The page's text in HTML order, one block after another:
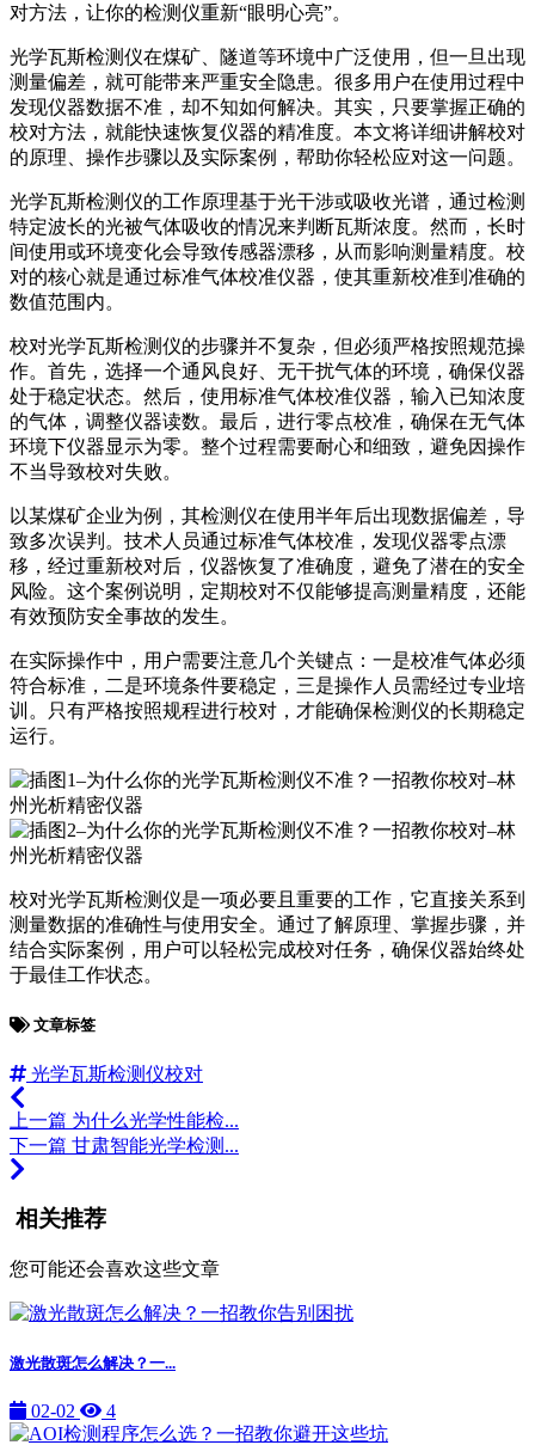
对方法，让你的检测仪重新“眼明心亮”。
光学瓦斯检测仪在煤矿、隧道等环境中广泛使用，但一旦出现
测量偏差，就可能带来严重安全隐患。很多用户在使用过程中
发现仪器数据不准，却不知如何解决。其实，只要掌握正确的
校对方法，就能快速恢复仪器的精准度。本文将详细讲解校对
的原理、操作步骤以及实际案例，帮助你轻松应对这一问题。
光学瓦斯检测仪的工作原理基于光干涉或吸收光谱，通过检测
特定波长的光被气体吸收的情况来判断瓦斯浓度。然而，长时
间使用或环境变化会导致传感器漂移，从而影响测量精度。校
对的核心就是通过标准气体校准仪器，使其重新校准到准确的
数值范围内。
校对光学瓦斯检测仪的步骤并不复杂，但必须严格按照规范操
作。首先，选择一个通风良好、无干扰气体的环境，确保仪器
处于稳定状态。然后，使用标准气体校准仪器，输入已知浓度
的气体，调整仪器读数。最后，进行零点校准，确保在无气体
环境下仪器显示为零。整个过程需要耐心和细致，避免因操作
不当导致校对失败。
以某煤矿企业为例，其检测仪在使用半年后出现数据偏差，导
致多次误判。技术人员通过标准气体校准，发现仪器零点漂
移，经过重新校对后，仪器恢复了准确度，避免了潜在的安全
风险。这个案例说明，定期校对不仅能够提高测量精度，还能
有效预防安全事故的发生。
在实际操作中，用户需要注意几个关键点：一是校准气体必须
符合标准，二是环境条件要稳定，三是操作人员需经过专业培
训。只有严格按照规程进行校对，才能确保检测仪的长期稳定
运行。
校对光学瓦斯检测仪是一项必要且重要的工作，它直接关系到
测量数据的准确性与使用安全。通过了解原理、掌握步骤，并
结合实际案例，用户可以轻松完成校对任务，确保仪器始终处
于最佳工作状态。
文章标签
光学瓦斯检测仪校对
上一篇 为什么光学性能检...
下一篇 甘肃智能光学检测...
相关推荐
您可能还会喜欢这些文章
激光散斑怎么解决？一...
02-02 4